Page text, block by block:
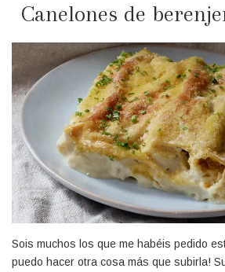
Canelones de
Sois muchos los que me habéis pedido
puedo hacer otra cosa más que subirla!